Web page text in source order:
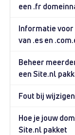
een .fr
Informatie
van .es en
Beheer
een Site.nl
Fout bij
Hoe je jouw
Site.nl pakket